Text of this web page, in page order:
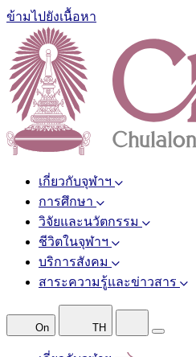
ข้ามไปยังเนื้อหา
เกี่ยวกับจุฬาฯ
การศึกษา
วิจัยและนวัตกรรม
ชีวิตในจุฬาฯ
บริการสังคม
สาระความรู้และข่าวสาร
On TH